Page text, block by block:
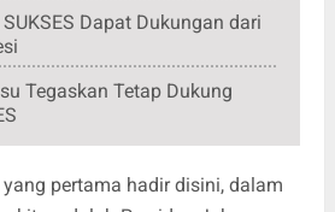
Dapat Dukungan dari
Tegaskan Tetap Dukung
yang pertama hadir disini, dalam